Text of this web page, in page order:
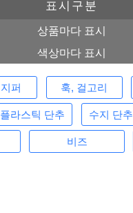
표시구분
상품마다 표시
색상마다 표시
지퍼 훅, 걸고리
플라스틱 단추 수지 단추
비즈